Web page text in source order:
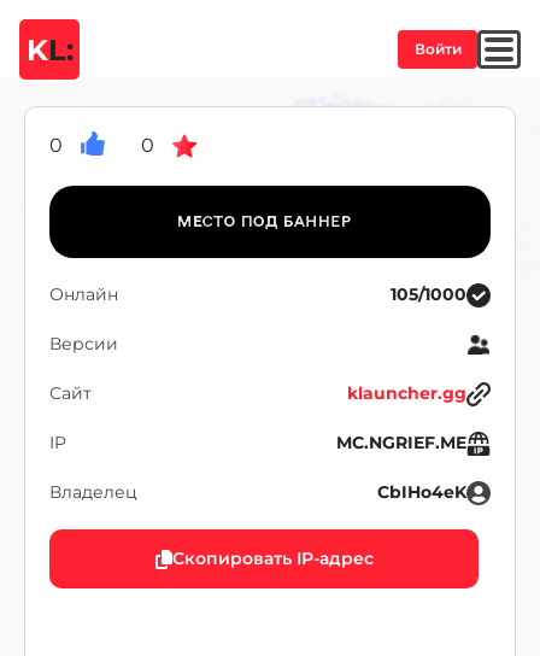
KL: Войти
0 0
Онлайн 105/1000
Версии
Сайт klauncher.gg
IP MC.NGRIEF.ME
Владелец CbIHo4eK
Скопировать IP-адрес